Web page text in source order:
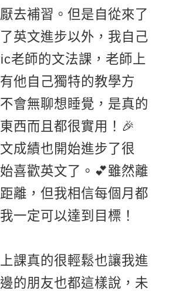
去補習。但是自從來了
英文進步以外，我自己
老師的文法課，老師上
他自己獨特的教學方
會無聊想睡覺，是真的
西而且都很實用！🎉
成績也開始進步了很
喜歡英文了。💕雖然離
離，但我相信每個月都
一定可以達到目標！
課真的很輕鬆也讓我進
的朋友也都這樣說，未